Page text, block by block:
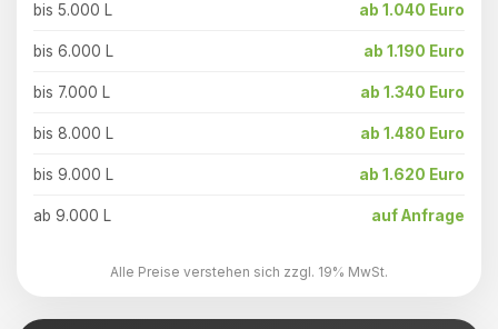
bis 5.000 L ab 1.040 Euro
bis 6.000 L ab 1.190 Euro
bis 7.000 L ab 1.340 Euro
bis 8.000 L ab 1.480 Euro
bis 9.000 L ab 1.620 Euro
ab 9.000 L auf Anfrage
Alle Preise verstehen sich zzgl. 19% MwSt.